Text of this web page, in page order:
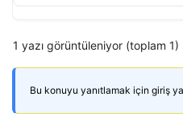
1 yazı görüntüleniyor (toplam 1)
Bu konuyu yanıtlamak için giriş